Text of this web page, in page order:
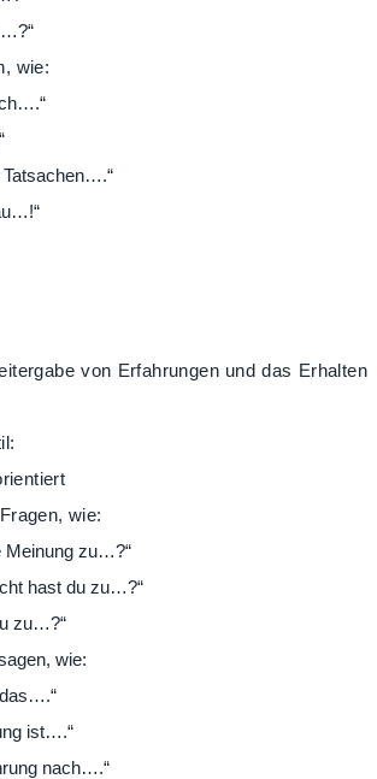
…?“
wie:
Tatsachen….“
von Erfahrungen und das Erhalten
wie:
Meinung zu…?“
hast du zu…?“
zu…?“
wie:
ist….“
nach….“